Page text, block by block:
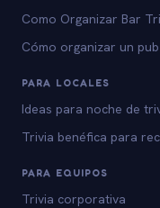
Como Organizar Bar
Cómo organizar un
PARA LOCALES
Ideas para noche de
Trivia benéfica para
PARA EQUIPOS
Trivia corporativa